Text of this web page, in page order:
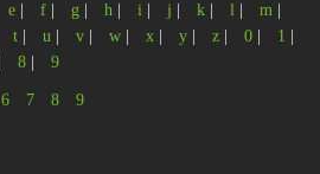
e f g h i j k l m
t u v w x y z 0 1
8 9
6 7 8 9